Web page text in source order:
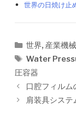
世界の日焼け
カ
テ
ゴ
リ
ー
世界, 産業機
タ
グ
Water
圧容器
投
稿
口腔フィル
肩装具シス